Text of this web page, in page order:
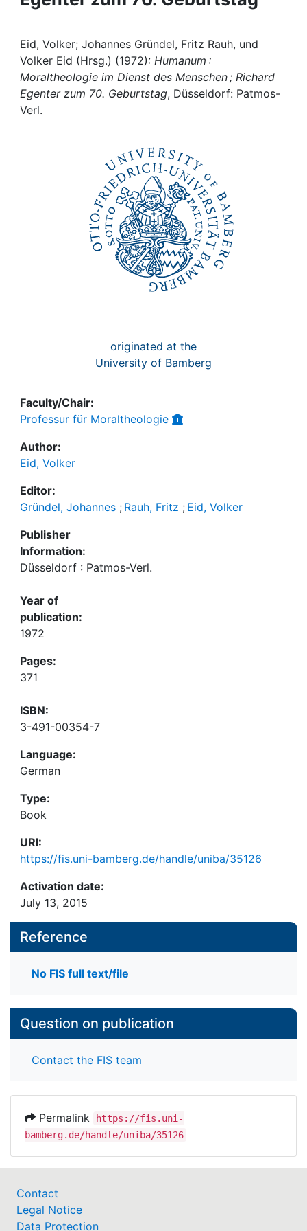
Awards
My FIS
Eid, Volker; Johannes Gründel, Fritz Rauh, und
Volker Eid (Hrsg.) (1972): Humanum :
Moraltheologie im Dienst des Menschen ; Richard
Egenter zum 70. Geburtstag, Düsseldorf: Patmos-
Verl.
originated at the
University of Bamberg
Faculty/Chair:
Professur für Moraltheologie
Author:
Eid, Volker
Editor:
Gründel, Johannes ; Rauh, Fritz ; Eid, Volker
Publisher
Information:
Düsseldorf : Patmos-Verl.
Year of
publication:
1972
Pages:
371
ISBN:
3-491-00354-7
Language:
German
Type:
Book
URI:
https://fis.uni-bamberg.de/handle/uniba/35126
Activation date:
July 13, 2015
Reference
No FIS full text/file
Question on publication
Contact the FIS team
Permalink
https://fis.uni-
bamberg.de/handle/uniba/35126
Contact
Legal Notice
Data Protection